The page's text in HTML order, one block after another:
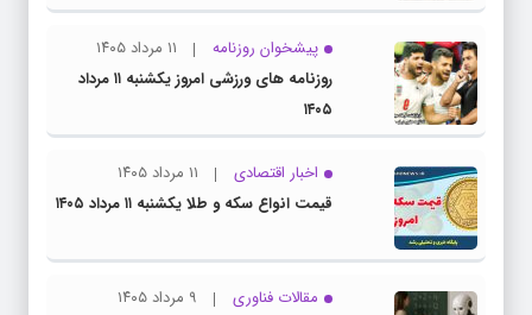
پیشخوان روزنامه
۱۱ مرداد ۱۴۰۵
روزنامه های ورزشی امروز یکشنبه ۱۱ مرداد
۱۴۰۵
اخبار اقتصادی
۱۱ مرداد ۱۴۰۵
قیمت انواع سکه و طلا یکشنبه ۱۱ مرداد ۱۴۰۵
مقالات فناوری
۹ مرداد ۱۴۰۵